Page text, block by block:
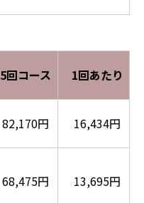
5回コース 1回あたり
82,170円 16,434円
68,475円 13,695円